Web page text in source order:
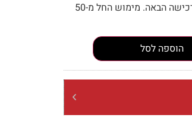
בכל הזמנה באתר - צוברים פולים לרכישה הבאה. מימוש החל מ-50
הוספה לסל